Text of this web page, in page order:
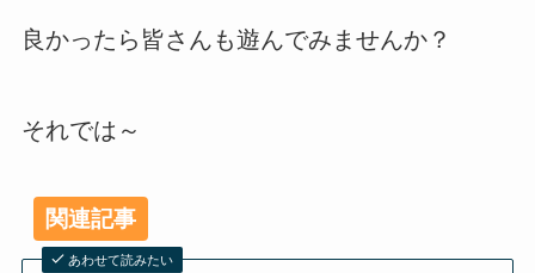
良かったら皆さんも遊んでみませんか？
それでは～
関連記事
あわせて読みたい